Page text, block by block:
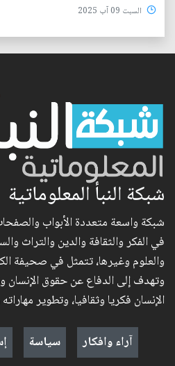
السبت 09 آب 2025
شبكة النبأ المعلوماتية
شبكة واسعة متعددة الأبواب
في الفكر والثقافة والدين والتراث
والعلوم وغيرها، تتمثل في صحيفة
وتهدف إلى الدفاع عن حقوق الإنسان
الإنسان فكريا وثقافيا، وتطوير مهاراته
آراء وافكار
سياسة